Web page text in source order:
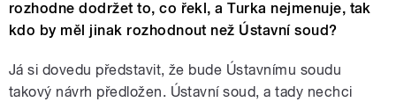
rozhodne dodržet to, co řekl, a Turka nejmenuje, tak
kdo by měl jinak rozhodnout než Ústavní soud?
Já si dovedu představit, že bude Ústavnímu soudu
takový návrh předložen. Ústavní soud, a tady nechci